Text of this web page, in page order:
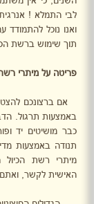
לבי התמלא !
ואנו נוכל להתמודד
תוך שימוש ברשת
פריטה על מיתרי
אם ברצונכם
באמצעות תרגול.
כבר מושיטים יד
תנודה באמצעות
מיתרי רשת הכיול
האישית לקשר,